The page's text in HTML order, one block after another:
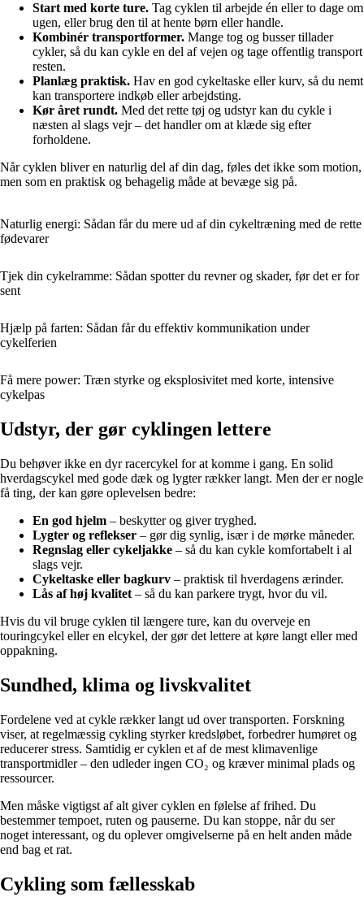
Start med korte ture. Tag cyklen til arbejde én eller to dage om
ugen, eller brug den til at hente børn eller handle.
Kombinér transportformer. Mange tog og busser tillader
cykler, så du kan cykle en del af vejen og tage offentlig transport
resten.
Planlæg praktisk. Hav en god cykeltaske eller kurv, så du nemt
kan transportere indkøb eller arbejdsting.
Kør året rundt. Med det rette tøj og udstyr kan du cykle i
næsten al slags vejr – det handler om at klæde sig efter
forholdene.
Når cyklen bliver en naturlig del af din dag, føles det ikke som motion,
men som en praktisk og behagelig måde at bevæge sig på.
Naturlig energi: Sådan får du mere ud af din cykeltræning med de rette
fødevarer
Tjek din cykelramme: Sådan spotter du revner og skader, før det er for
sent
Hjælp på farten: Sådan får du effektiv kommunikation under
cykelferien
Få mere power: Træn styrke og eksplosivitet med korte, intensive
cykelpas
Udstyr, der gør cyklingen lettere
Du behøver ikke en dyr racercykel for at komme i gang. En solid
hverdagscykel med gode dæk og lygter rækker langt. Men der er nogle
få ting, der kan gøre oplevelsen bedre:
En god hjelm – beskytter og giver tryghed.
Lygter og reflekser – gør dig synlig, især i de mørke måneder.
Regnslag eller cykeljakke – så du kan cykle komfortabelt i al
slags vejr.
Cykeltaske eller bagkurv – praktisk til hverdagens ærinder.
Lås af høj kvalitet – så du kan parkere trygt, hvor du vil.
Hvis du vil bruge cyklen til længere ture, kan du overveje en
touringcykel eller en elcykel, der gør det lettere at køre langt eller med
oppakning.
Sundhed, klima og livskvalitet
Fordelene ved at cykle rækker langt ud over transporten. Forskning
viser, at regelmæssig cykling styrker kredsløbet, forbedrer humøret og
reducerer stress. Samtidig er cyklen et af de mest klimavenlige
transportmidler – den udleder ingen CO₂ og kræver minimal plads og
ressourcer.
Men måske vigtigst af alt giver cyklen en følelse af frihed. Du
bestemmer tempoet, ruten og pauserne. Du kan stoppe, når du ser
noget interessant, og du oplever omgivelserne på en helt anden måde
end bag et rat.
Cykling som fællesskab